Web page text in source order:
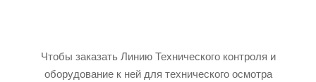
Чтобы заказать Линию Технического контроля и
оборудование к ней для технического осмотра